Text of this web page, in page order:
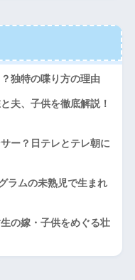
独特の喋り方の理由
夫、子供を徹底解説！
ー？日テレとテレ朝に
ラムの未熟児で生まれ
の嫁・子供をめぐる壮